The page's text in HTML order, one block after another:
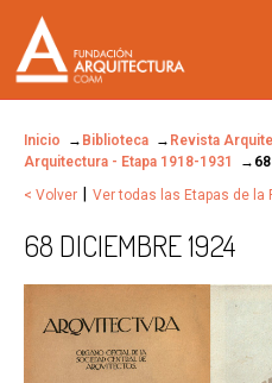
Inicio Biblioteca
Revista
Arquitectura - Etapa 1918-1931
< Volver | Ver todas las Etapas de la
68 DICIEMBRE 1924